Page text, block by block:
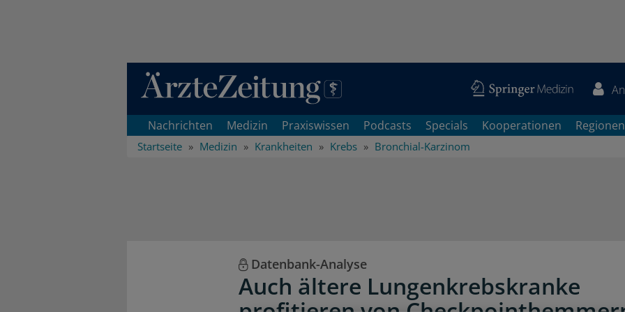
Direkt zum Inhaltsbereich
Nachrichten Medizin Praxiswissen Podcasts Specials Kooperationen Regionen
Startseite Medizin Krankheiten Krebs Bronchial-Karzinom
Datenbank-Analyse
Auch ältere Lungenkrebskranke